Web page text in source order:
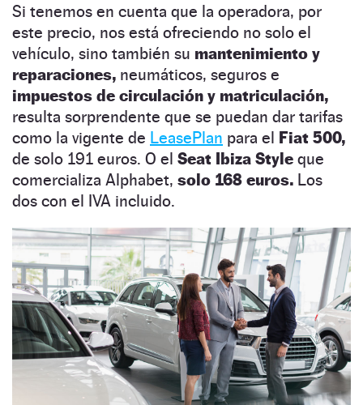
Si tenemos en cuenta que la operadora, por
este precio, nos está ofreciendo no solo el
vehículo, sino también su mantenimiento y
reparaciones, neumáticos, seguros e
impuestos de circulación y matriculación,
resulta sorprendente que se puedan dar tarifas
como la vigente de LeasePlan para el Fiat 500,
de solo 191 euros. O el Seat Ibiza Style que
comercializa Alphabet, solo 168 euros. Los
dos con el IVA incluido.